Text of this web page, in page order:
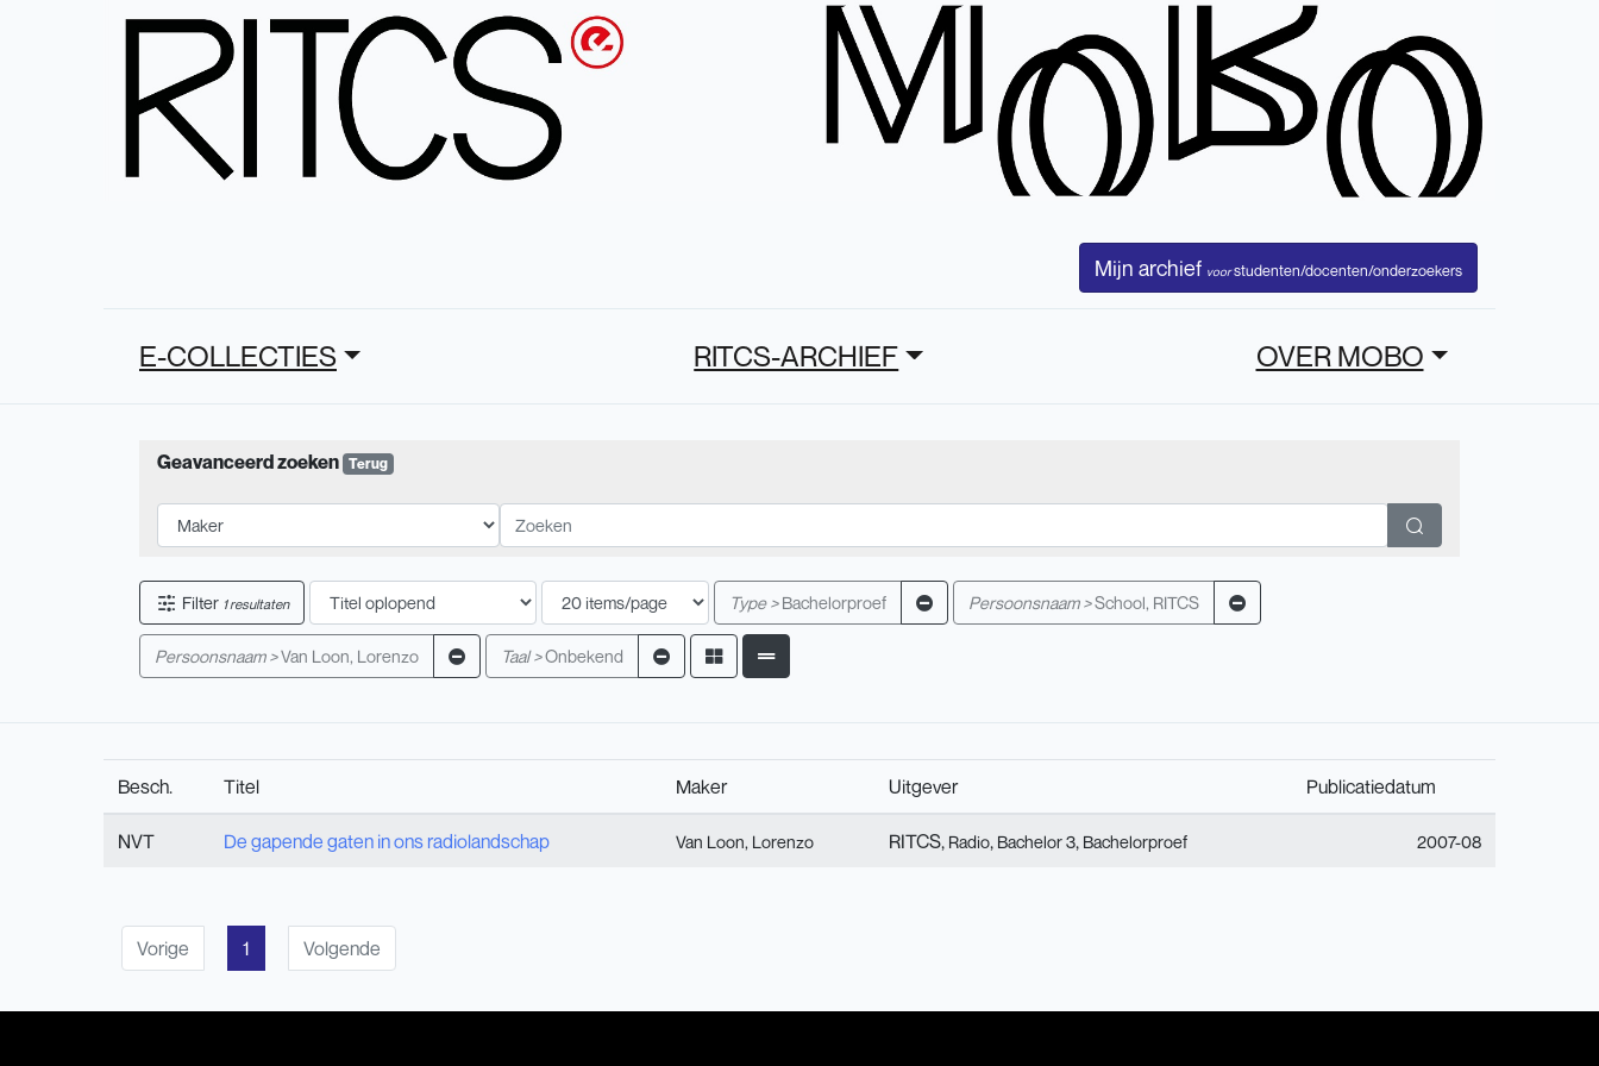
Mijn archief voorstudenten/docenten/onderzoekers
E-COLLECTIES RITCS-ARCHIEF OVER MOBO
Geavanceerd zoeken Terug
Filter 1 resultaten Type > Bachelorproef Persoonsnaam >School, RITCS
Persoonsnaam >Van Loon, Lorenzo Taal >Onbekend
Besch. Titel Maker Uitgever Publicatiedatum
NVT De gapende gaten in ons radiolandschap Van Loon, Lorenzo RITCS, Radio, Bachelor 3, Bachelorproef 2007-08
Vorige 1 Volgende